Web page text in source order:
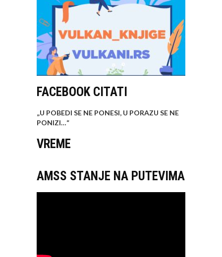
FACEBOOK CITATI
„U POBEDI SE NE PONESI, U PORAZU SE NE
PONIZI…“
VREME
AMSS STANJE NA PUTEVIMA